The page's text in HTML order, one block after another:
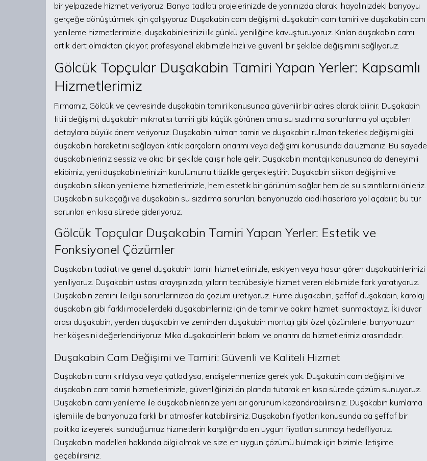
bir yelpazede hizmet veriyoruz. Banyo tadilatı projelerinizde de yanınızda olarak, hayalinizdeki banyoyu
gerçeğe dönüştürmek için çalışıyoruz. Duşakabin cam değişimi, duşakabin cam tamiri ve duşakabin cam
yenileme hizmetlerimizle, duşakabinlerinizi ilk günkü yeniliğine kavuşturuyoruz. Kırılan duşakabin camı
artık dert olmaktan çıkıyor; profesyonel ekibimizle hızlı ve güvenli bir şekilde değişimini sağlıyoruz.
Gölcük Topçular Duşakabin Tamiri Yapan Yerler: Kapsamlı
Hizmetlerimiz
Firmamız, Gölcük ve çevresinde duşakabin tamiri konusunda güvenilir bir adres olarak bilinir. Duşakabin
fitili değişimi, duşakabin mıknatısı tamiri gibi küçük görünen ama su sızdırma sorunlarına yol açabilen
detaylara büyük önem veriyoruz. Duşakabin rulman tamiri ve duşakabin rulman tekerlek değişimi gibi,
duşakabin hareketini sağlayan kritik parçaların onarımı veya değişimi konusunda da uzmanız. Bu sayede
duşakabinleriniz sessiz ve akıcı bir şekilde çalışır hale gelir. Duşakabin montajı konusunda da deneyimli
ekibimiz, yeni duşakabinlerinizin kurulumunu titizlikle gerçekleştirir. Duşakabin silikon değişimi ve
duşakabin silikon yenileme hizmetlerimizle, hem estetik bir görünüm sağlar hem de su sızıntılarını önleriz.
Duşakabin su kaçağı ve duşakabin su sızdırma sorunları, banyonuzda ciddi hasarlara yol açabilir; bu tür
sorunları en kısa sürede gideriyoruz.
Gölcük Topçular Duşakabin Tamiri Yapan Yerler: Estetik ve
Fonksiyonel Çözümler
Duşakabin tadilatı ve genel duşakabin tamiri hizmetlerimizle, eskiyen veya hasar gören duşakabinlerinizi
yeniliyoruz. Duşakabin ustası arayışınızda, yılların tecrübesiyle hizmet veren ekibimizle fark yaratıyoruz.
Duşakabin zemini ile ilgili sorunlarınızda da çözüm üretiyoruz. Füme duşakabin, şeffaf duşakabin, karolaj
duşakabin gibi farklı modellerdeki duşakabinleriniz için de tamir ve bakım hizmeti sunmaktayız. İki duvar
arası duşakabin, yerden duşakabin ve zeminden duşakabin montajı gibi özel çözümlerle, banyonuzun
her köşesini değerlendiriyoruz. Mika duşakabinlerin bakımı ve onarımı da hizmetlerimiz arasındadır.
Duşakabin Cam Değişimi ve Tamiri: Güvenli ve Kaliteli Hizmet
Duşakabin camı kırıldıysa veya çatladıysa, endişelenmenize gerek yok. Duşakabin cam değişimi ve
duşakabin cam tamiri hizmetlerimizle, güvenliğinizi ön planda tutarak en kısa sürede çözüm sunuyoruz.
Duşakabin camı yenileme ile duşakabinlerinize yeni bir görünüm kazandırabilirsiniz. Duşakabin kumlama
işlemi ile de banyonuza farklı bir atmosfer katabilirsiniz. Duşakabin fiyatları konusunda da şeffaf bir
politika izleyerek, sunduğumuz hizmetlerin karşılığında en uygun fiyatları sunmayı hedefliyoruz.
Duşakabin modelleri hakkında bilgi almak ve size en uygun çözümü bulmak için bizimle iletişime
geçebilirsiniz.